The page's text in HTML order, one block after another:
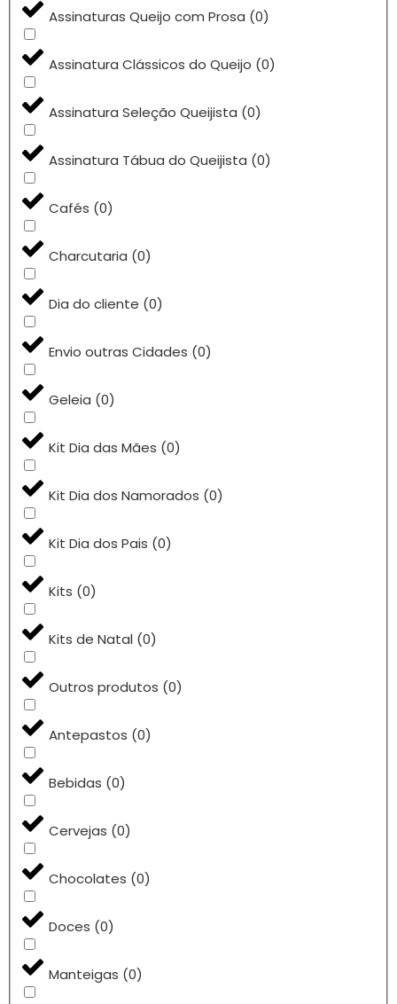
Assinaturas Queijo com Prosa (0)
Assinatura Clássicos do Queijo (0)
Assinatura Seleção Queijista (0)
Assinatura Tábua do Queijista (0)
Cafés (0)
Charcutaria (0)
Dia do cliente (0)
Envio outras Cidades (0)
Geleia (0)
Kit Dia das Mães (0)
Kit Dia dos Namorados (0)
Kit Dia dos Pais (0)
Kits (0)
Kits de Natal (0)
Outros produtos (0)
Antepastos (0)
Bebidas (0)
Cervejas (0)
Chocolates (0)
Doces (0)
Manteigas (0)